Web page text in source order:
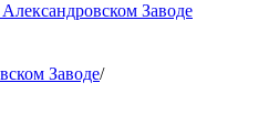
Заводе
Заводе/